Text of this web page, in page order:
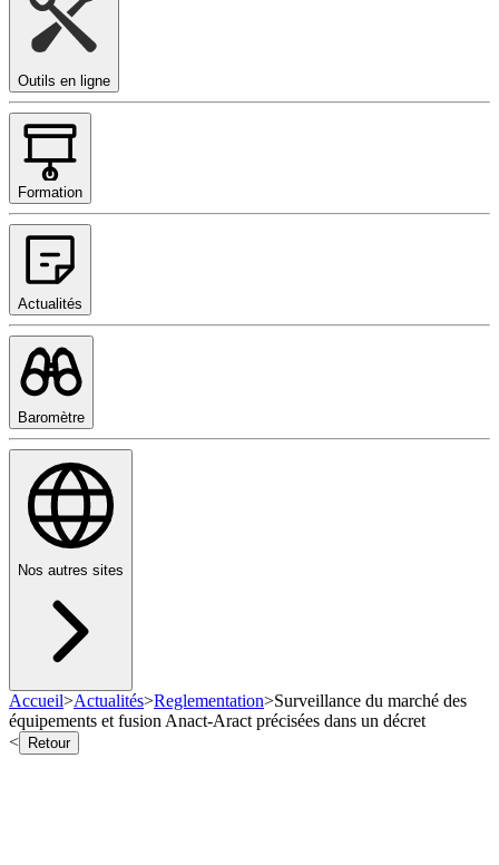
Outils en ligne
Formation
Actualités
Baromètre
Nos autres sites
Accueil>Actualités>Reglementation>Surveillance du marché des
équipements et fusion Anact-Aract précisées dans un décret
<
Retour